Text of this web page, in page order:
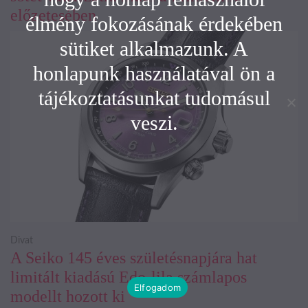
előzetesében
A Seiko 145 éves születésnapjára hat
limitált kiadású Edo-lila számlapos
modellt hozott ki
Divat
élmény fokozásának érdekében
sütiket alkalmazunk. A
honlapunk használatával ön a
tájékoztatásunkat tudomásul
veszi.
Elfogadom